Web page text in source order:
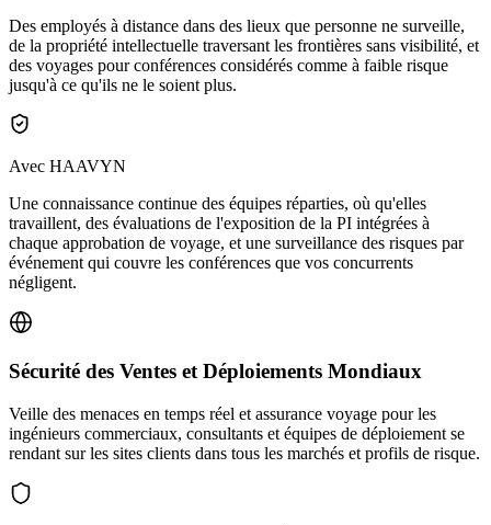
Des employés à distance dans des lieux que personne ne surveille,
de la propriété intellectuelle traversant les frontières sans visibilité, et
des voyages pour conférences considérés comme à faible risque
jusqu'à ce qu'ils ne le soient plus.
Avec HAAVYN
Une connaissance continue des équipes réparties, où qu'elles
travaillent, des évaluations de l'exposition de la PI intégrées à
chaque approbation de voyage, et une surveillance des risques par
événement qui couvre les conférences que vos concurrents
négligent.
Sécurité des Ventes et Déploiements Mondiaux
Veille des menaces en temps réel et assurance voyage pour les
ingénieurs commerciaux, consultants et équipes de déploiement se
rendant sur les sites clients dans tous les marchés et profils de risque.